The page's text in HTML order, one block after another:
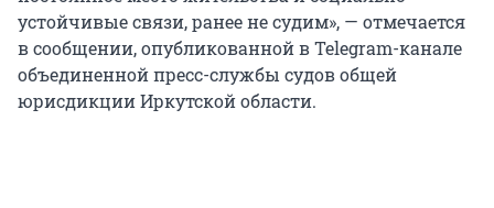
устойчивые связи, ранее не судим», — отмечается
в сообщении, опубликованной в Telegram-канале
объединенной пресс-службы судов общей
юрисдикции Иркутской области.